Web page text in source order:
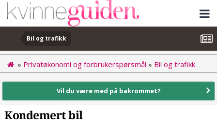
Bil og trafikk
» Privatøkonomi og forbrukerspørsmål » Bil og trafikk
Vil du være med på bakrommet?
Kondemert bil